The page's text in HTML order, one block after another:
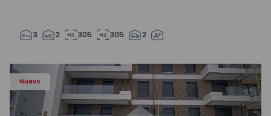
3 2 305 305 2
Nuevo